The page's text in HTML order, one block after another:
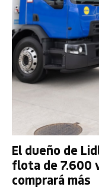
El dueño de
flota de 7.600
comprará más